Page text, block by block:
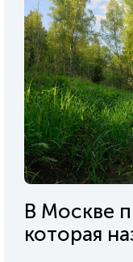
В Москве
которая